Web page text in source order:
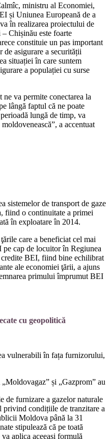
ministru al Economiei,
și Uniunea Europeană de a
în realizarea proiectului de
Chișinău este foarte
constituie un pas important
de asi­gurare a securității
situației în care suntem
a populației cu surse
va permite conectarea la
lângă faptul că ne poate
lungă de timp, va
a accentuat
sis­temelor de transport de gaze
fiind o continuitate a primei
în exploatare în 2014.
care a beneficiat cel mai
cap de locuitor în Regiunea
BEI, fiind bine echilibrat
ale economiei ţării, a ajuns
primului împrumut BEI
cu geopolitică
vulnerabili în fața furnizorului,
și „Gazprom” au
furnizare a gazelor naturale
condițiile de tranzitare a
Moldova până la 31
stipulează că pe toa­tă
aplica aceeași formulă